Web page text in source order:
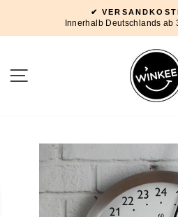
Inhalt
✔
Innerhalb Deutschlands ab
SEITENNAVIGATION